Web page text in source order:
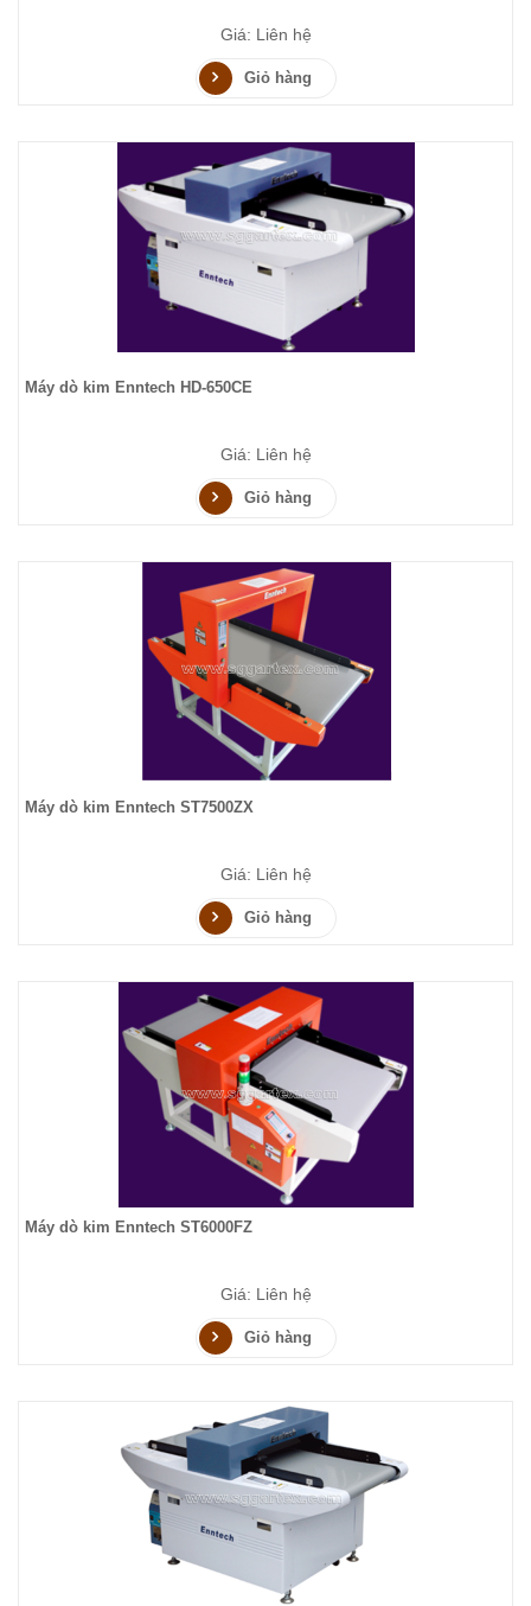
Giá: Liên hệ
Giỏ hàng
Máy dò kim Enntech HD-650CE
Giá: Liên hệ
Giỏ hàng
Máy dò kim Enntech ST7500ZX
Giá: Liên hệ
Giỏ hàng
Máy dò kim Enntech ST6000FZ
Giá: Liên hệ
Giỏ hàng